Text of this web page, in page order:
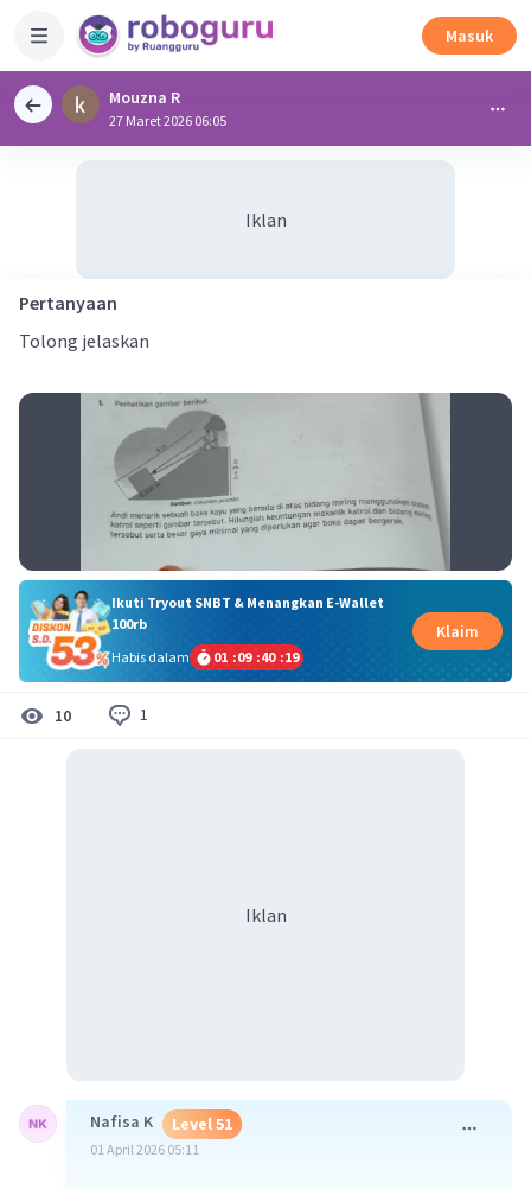
Masuk
Mouzna R
27 Maret 2026 06:05
Iklan
Pertanyaan
Tolong jelaskan
Ikuti Tryout SNBT & Menangkan E-Wallet
100rb
Habis dalam
01 :09 :40 :18
Klaim
10 1
Iklan
Nafisa K Level 51
01 April 2026 05:11